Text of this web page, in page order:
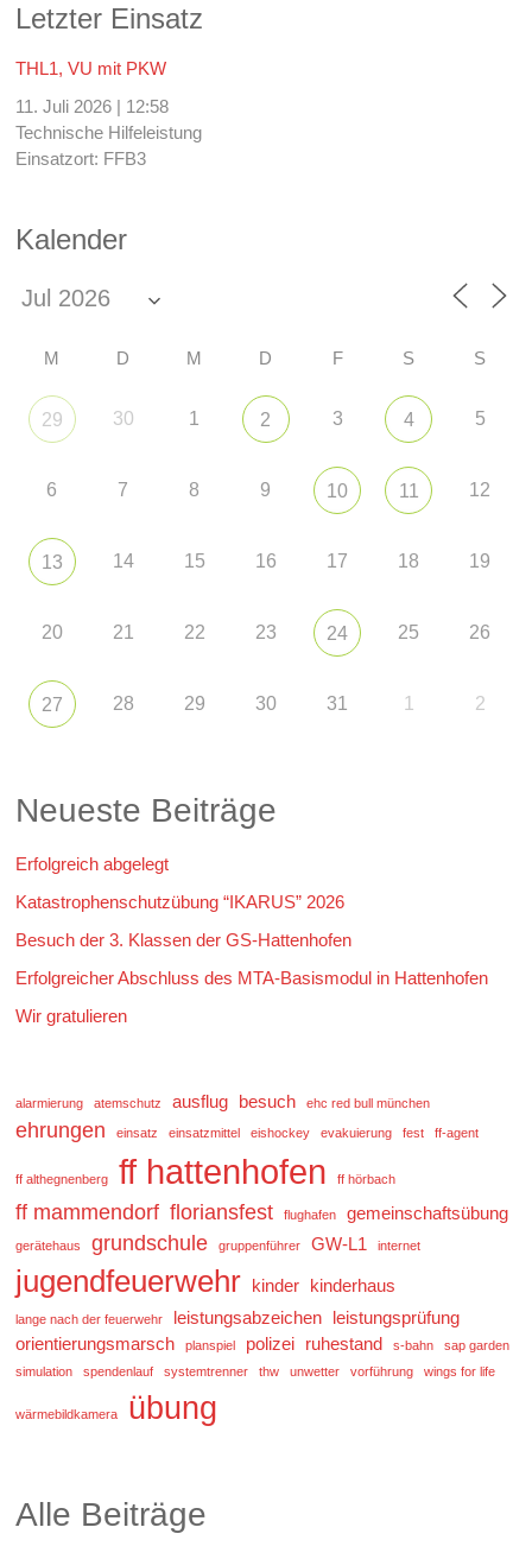
Letzter Einsatz
THL1, VU mit PKW
11. Juli 2026 | 12:58
Technische Hilfeleistung
Einsatzort: FFB3
Kalender
M D M D F S S
29 30 1 2 3 4 5
6 7 8 9 10 11 12
13 14 15 16 17 18 19
20 21 22 23 24 25 26
27 28 29 30 31 1 2
Neueste Beiträge
Erfolgreich abgelegt
Katastrophenschutzübung “IKARUS” 2026
Besuch der 3. Klassen der GS-Hattenhofen
Erfolgreicher Abschluss des MTA-Basismodul in Hattenhofen
Wir gratulieren
alarmierung atemschutz ausflug besuch ehc red bull münchen
ehrungen einsatz einsatzmittel eishockey evakuierung fest ff-agent
ff althegnenberg ff hattenhofen ff hörbach
ff mammendorf floriansfest flughafen gemeinschaftsübung
gerätehaus grundschule gruppenführer GW-L1 internet
jugendfeuerwehr kinder kinderhaus
lange nach der feuerwehr leistungsabzeichen leistungsprüfung
orientierungsmarsch
planspiel polizei ruhestand s-bahn
sap garden
simulation
spendenlauf systemtrenner thw unwetter vorführung wings for life
wärmebildkamera übung
Alle Beiträge